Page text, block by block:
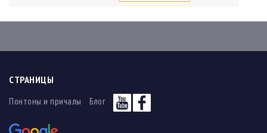
СТРАНИЦЫ
Понтоны и причалы Блог